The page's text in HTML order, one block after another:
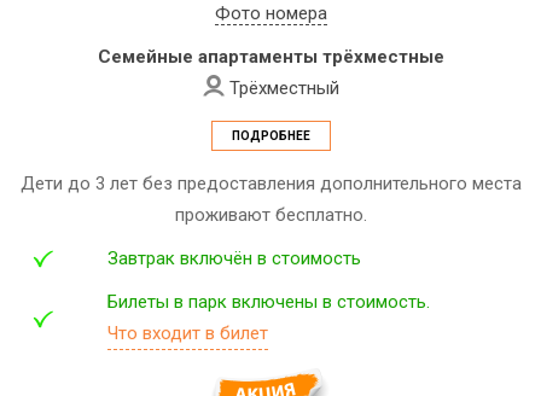
Фото номера
Семейные апартаменты трёхместные
Трёхместный
ПОДРОБНЕЕ
Дети до 3 лет без предоставления дополнительного места
проживают бесплатно.
Завтрак включён в стоимость
Билеты в парк включены в стоимость.
Что входит в билет